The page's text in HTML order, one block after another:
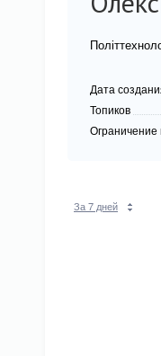
Дата
Топиков
Ограничение
За 7 дней